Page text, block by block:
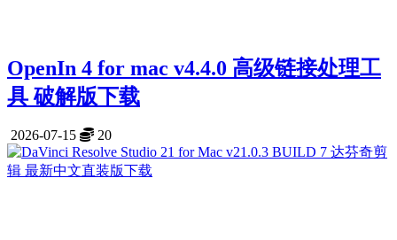
OpenIn 4 for mac v4.4.0 高级链接处理工
具 破解版下载
2026-07-15 20